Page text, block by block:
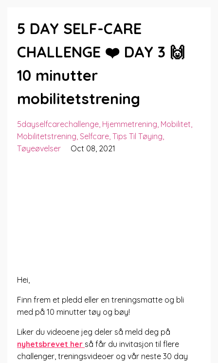
5 DAY SELF-CARE
CHALLENGE ❤️ DAY 3 🙌
10 minutter
mobilitetstrening
5dayselfcarechallenge Hjemmetrening Mobilitet
Mobilitetstrening Selfcare Tips Til Tøying
Tøyeøvelser
Oct 08, 2021
Hei,
Finn frem et pledd eller en treningsmatte og bli
med på 10 minutter tøy og bøy!
Liker du videoene jeg deler så meld deg på
nyhetsbrevet her så får du invitasjon til flere
challenger, treningsvideoer og vår neste 30 day